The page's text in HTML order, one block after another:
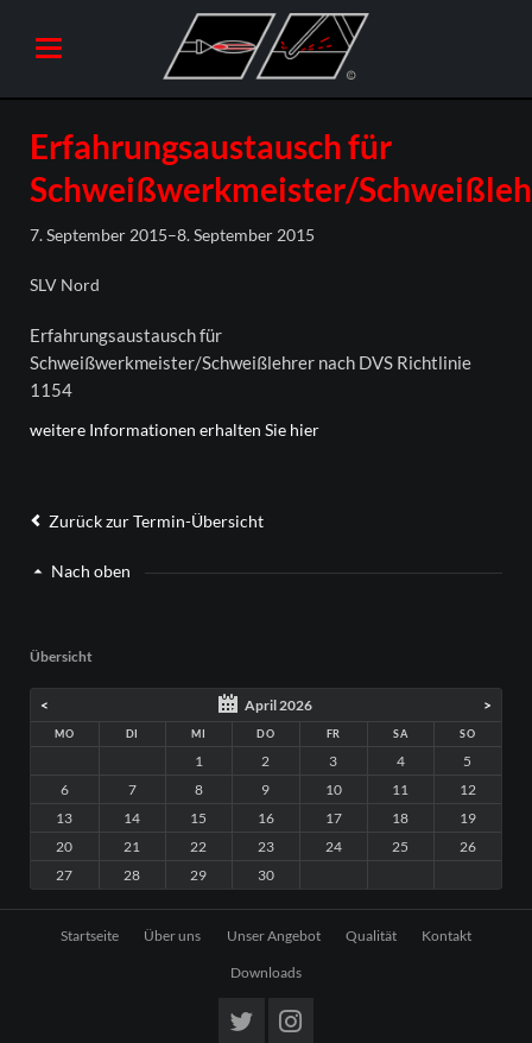
Erfahrungsaustausch für
Schweißwerkmeister/
7. September 2015–8. September 2015
SLV Nord
Erfahrungsaustausch für
Schweißwerkmeister/Schweißlehrer nach DVS Richtlinie
1154
weitere Informationen erhalten Sie hier
Zurück zur Termin-Übersicht
Nach oben
Übersicht
< April 2026 >
MO DI MI DO FR SA SO
1 2 3 4
5
6
7 8 9 10 11
12
13
14 15 16 17 18
19
20
21 22 23 24 25
26
27
28 29 30
Navigation
Startseite Über uns Unser Angebot Qualität Kontakt
Downloads